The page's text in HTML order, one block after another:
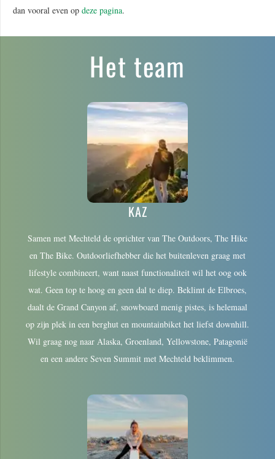
dan vooral even op deze pagina.
Het team
KAZ
Samen met Mechteld de oprichter van The Outdoors, The Hike
en The Bike. Outdoorliefhebber die het buitenleven graag met
lifestyle combineert, want naast functionaliteit wil het oog ook
wat. Geen top te hoog en geen dal te diep. Beklimt de Elbroes,
daalt de Grand Canyon af, snowboard menig pistes, is helemaal
op zijn plek in een berghut en mountainbiket het liefst downhill.
Wil graag nog naar Alaska, Groenland, Yellowstone, Patagonië
en een andere Seven Summit met Mechteld beklimmen.